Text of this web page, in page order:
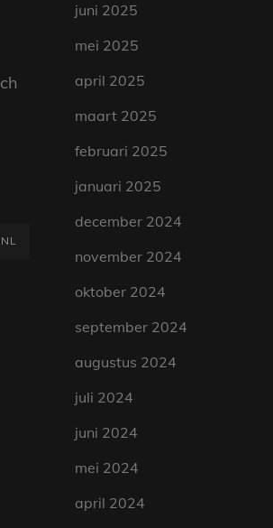
juni 2025
mei 2025
april 2025
maart 2025
februari 2025
januari 2025
december 2024
november 2024
oktober 2024
september 2024
augustus 2024
juli 2024
juni 2024
mei 2024
april 2024